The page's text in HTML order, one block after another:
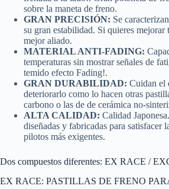
sobre la maneta de freno.
GRAN PRECISIÓN: Se
su gran estabilidad. Si quieres mejorar
mejor aliado.
MATERIAL ANTI-FADING:
temperaturas sin mostrar señales de
temido efecto Fading!.
GRAN DURABILIDAD: Cuidan el
deteriorarlo como lo hacen otras
carbono o las de de cerámica no-
ALTA CALIDAD: Calidad
diseñadas y fabricadas para satisfacer
pilotos más exigentes.
Dos compuestos diferentes: EX RACE /
EX RACE: PASTILLAS DE FRENO